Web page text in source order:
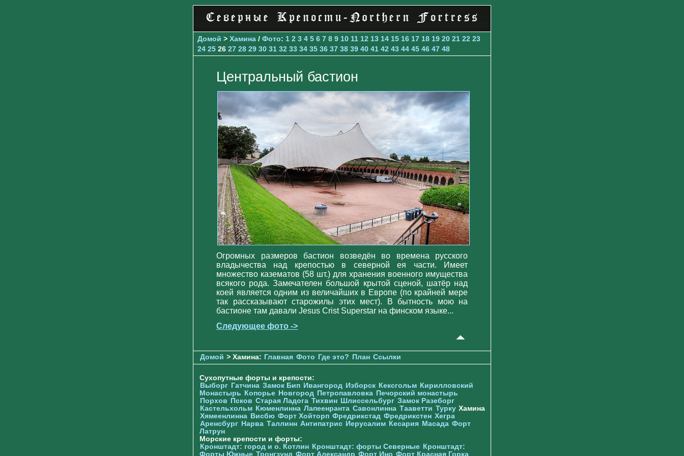
Домой > Хамина / Фото: 1 2 3 4 5 6 7 8 9 10 11 12 13 14 15 16 17 18 19 20 21 22 23
24 25 26 27 28 29 30 31 32 33 34 35 36 37 38 39 40 41 42 43 44 45 46 47 48
Центральный бастион
Огромных размеров бастион возведён во времена русского
владычества над крепостью в северной ея части. Имеет
множество казематов (58 шт.) для хранения военного имущества
всякого рода. Замечателен большой крытой сценой, шатёр над
коей является одним из величайших в Европе (по крайней мере
так рассказывают старожилы этих мест). В бытность мою на
бастионе там давали Jesus Crist Superstar на финском языке...
Следующее фото ->
Домой > Хамина: Главная Фото Где это? План Ссылки
Сухопутные форты и крепости:
Выборг Гатчина Замок Бип Ивангород Изборск Кексгольм Кирилловский
Монастырь
Копорье Новгород Петропавловка Печорcкий монастырь
Порхов
Псков Старая Ладога Тихвин Шлиссельбург Замок Разеборг
Кастельхольм Кюменлинна Лапеенранта Савонлинна Тааветти Турку Хамина
Хямеенлинна Висбю Форт Хойторп Фредрикстад Фредрикстен Хегра
Аренсбург Нарва Таллинн Антипатрис Иерусалим Кесария Масада Форт
Латрун
Морские крепости и форты:
Кронштадт: город и о. Котлин Кронштадт: форты Северные Кронштадт:
Форты Южные Тронгзунд Форт Александр Форт Ино Форт Красная Горка